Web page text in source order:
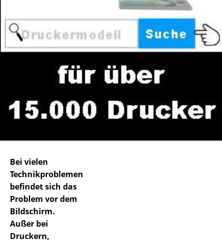
Bei vielen
Technikproblemen
befindet sich das
Problem vor dem
Bildschirm.
Außer bei
Druckern,